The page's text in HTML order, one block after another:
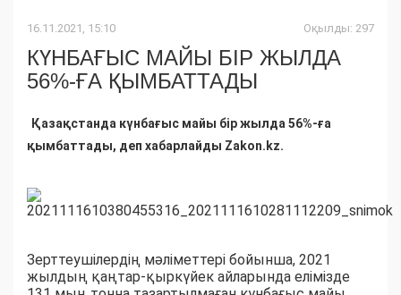
16.11.2021, 15:10 Оқылды: 297
КҮНБАҒЫС МАЙЫ БІР ЖЫЛДА
56%-ҒА ҚЫМБАТТАДЫ
Қазақстанда күнбағыс майы бір жылда 56%-ға
қымбаттады, деп хабарлайды Zakon.kz.
Зерттеушілердің мәліметтері бойынша, 2021
жылдың қаңтар-қыркүйек айларында елімізде